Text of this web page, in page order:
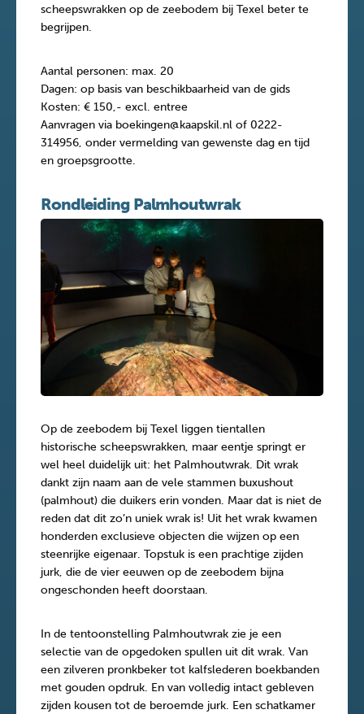
scheepswrakken op de zeebodem bij Texel beter te
begrijpen.
Aantal personen: max. 20
Dagen: op basis van beschikbaarheid van de gids
Kosten: € 150,- excl. entree
Aanvragen via boekingen@kaapskil.nl of 0222-
314956, onder vermelding van gewenste dag en tijd
en groepsgrootte.
Rondleiding Palmhoutwrak
Op de zeebodem bij Texel liggen tientallen
historische scheepswrakken, maar eentje springt er
wel heel duidelijk uit: het Palmhoutwrak. Dit wrak
dankt zijn naam aan de vele stammen buxushout
(palmhout) die duikers erin vonden. Maar dat is niet de
reden dat dit zo’n uniek wrak is! Uit het wrak kwamen
honderden exclusieve objecten die wijzen op een
steenrijke eigenaar. Topstuk is een prachtige zijden
jurk, die de vier eeuwen op de zeebodem bijna
ongeschonden heeft doorstaan.
In de tentoonstelling Palmhoutwrak zie je een
selectie van de opgedoken spullen uit dit wrak. Van
een zilveren pronkbeker tot kalfslederen boekbanden
met gouden opdruk. En van volledig intact gebleven
zijden kousen tot de beroemde jurk. Een schatkamer